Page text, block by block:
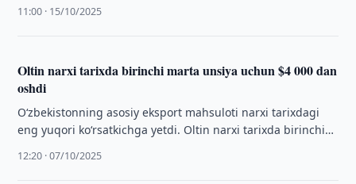
bildirdi
11:00 · 15/10/2025
Oltin narxi tarixda birinchi marta unsiya uchun $4 000 dan
oshdi
O‘zbekistonning asosiy eksport mahsuloti narxi tarixdagi
eng yuqori ko‘rsatkichga yetdi. Oltin narxi tarixda birinchi
12:20 · 07/10/2025